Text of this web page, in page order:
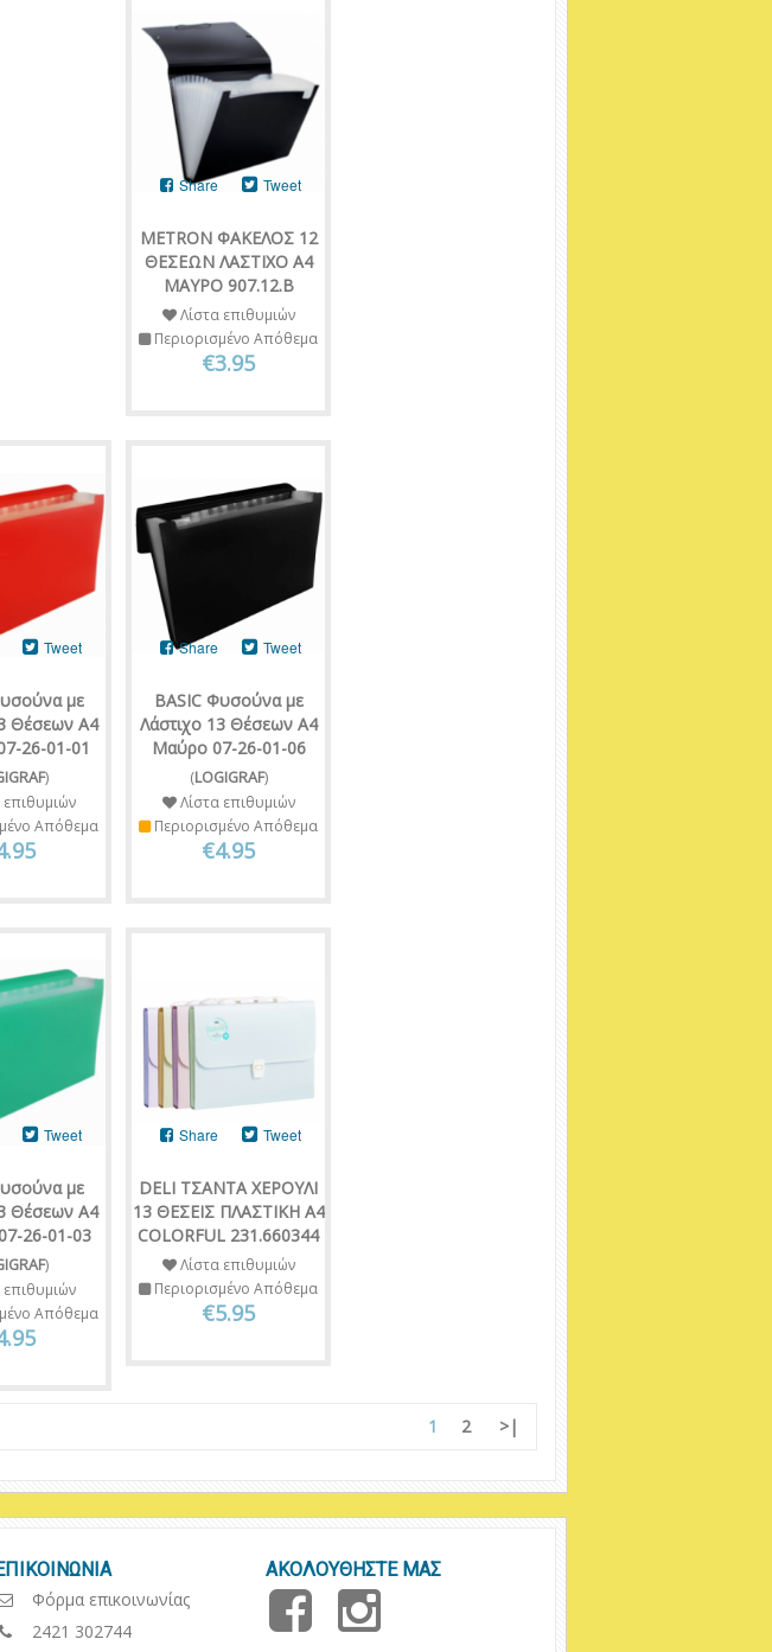
METRON ΦΑΚΕΛΟΣ 12
ΘΕΣΕΩΝ ΛΑΣΤΙΧΟ Α4
ΜΑΥΡΟ 907.12.B
Share Tweet
Λίστα επιθυμιών
Περιορισμένο Απόθεμα
€3.95
με
Θέσεων Α4
26-01-01
)
Tweet
Απόθεμα
BASIC Φυσούνα με
Λάστιχο 13 Θέσεων Α4
Μαύρο 07-26-01-06
(LOGIGRAF)
Share Tweet
Λίστα επιθυμιών
Περιορισμένο Απόθεμα
€4.95
με
Θέσεων Α4
26-01-03
)
Tweet
Απόθεμα
DELI ΤΣΑΝΤΑ ΧΕΡΟΥΛΙ
13 ΘΕΣΕΙΣ ΠΛΑΣΤΙΚΗ Α4
COLORFUL 231.660344
Share Tweet
Λίστα επιθυμιών
Περιορισμένο Απόθεμα
€5.95
1 2 >|
Φόρμα επικοινωνίας
2421 302744
ΑΚΟΛΟΥΘΗΣΤΕ ΜΑΣ